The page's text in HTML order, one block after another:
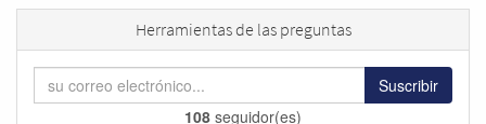
Herramientas de las preguntas
Suscribir
108 seguidor(es)